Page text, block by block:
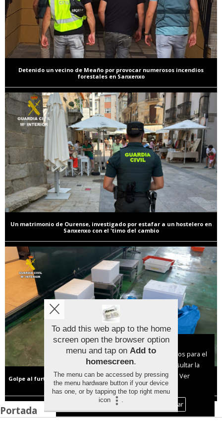
Detenido un vecino de Meaño por provocar numerosos incendios
forestales en Sanxenxo
Un matrimonio de Ourense, investigado por estafar a un hostelero en
Sanxenxo con el 'timo del cambio
Golpe al furtivismo en Bueu: decomisan 165 kilos de pescado y centolla
en veda camino de Ons y un restaurante
Portada
Aviso sobre el Uso de cookies:
Utilizamos cookies nuestras y de terceros para el
funcionamiento del digital. Puedes consultar la
lista de cookies y como desconectarlas.
Ver
nuestra Política de Privacidad y Cookies
Aceptar Cookies
Personalizar
To add this web app to the home
screen open the browser option
menu and tap on Add to
homescreen.
The menu can be accessed by pressing
the menu hardware button if your device
has one, or by tapping the top right menu
icon
.